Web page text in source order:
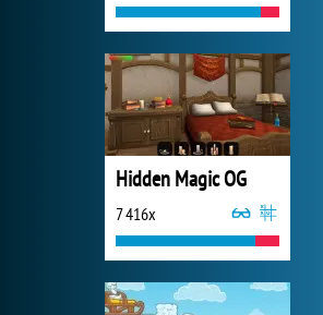
Hidden Magic OG
7 416x